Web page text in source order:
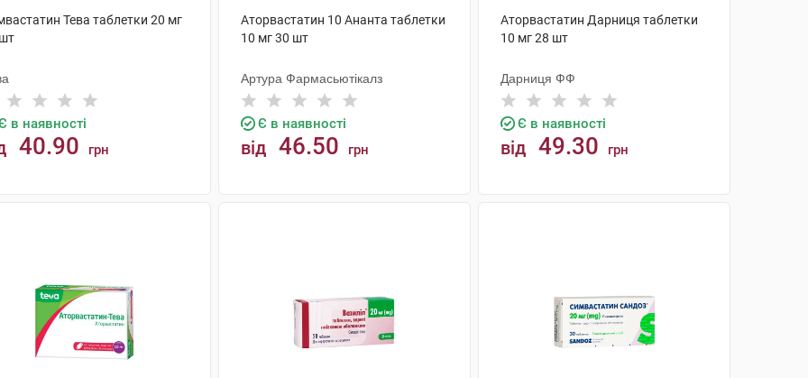
Тева таблетки 20 мг
в наявності
40.90 грн
Аторвастатин 10 Ананта таблетки
10 мг 30 шт
Артура Фармасьютікалз
Є в наявності
від 46.50 грн
Аторвастатин Дарниця таблетки
10 мг 28 шт
Дарниця ФФ
Є в наявності
від 49.30 грн